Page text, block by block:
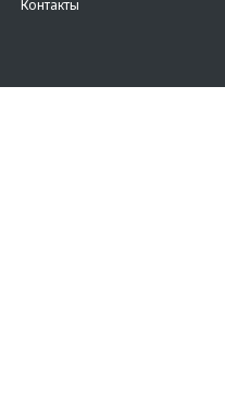
Контакты